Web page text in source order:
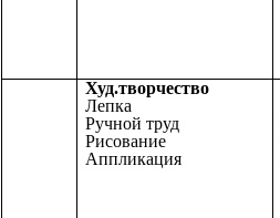
Худ.творчество
Лепка
Ручной труд
Рисование
Аппликация